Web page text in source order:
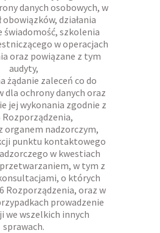
danych osobowych, w
obowiązków, działania
świadomość, szkolenia
w operacjach
oraz powiązane z tym
audyty,
żądanie zaleceń co do
dla ochrony danych oraz
jej wykonania zgodnie z
Rozporządzenia,
organem nadzorczym,
punktu kontaktowego
w kwestiach
w tym z
o których
Rozporządzenia, oraz w
prowadzenie
we wszelkich innych
sprawach.